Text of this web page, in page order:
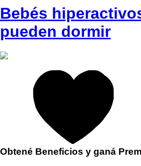
Bebés
pueden dormir
Obtené Beneficios y ganá